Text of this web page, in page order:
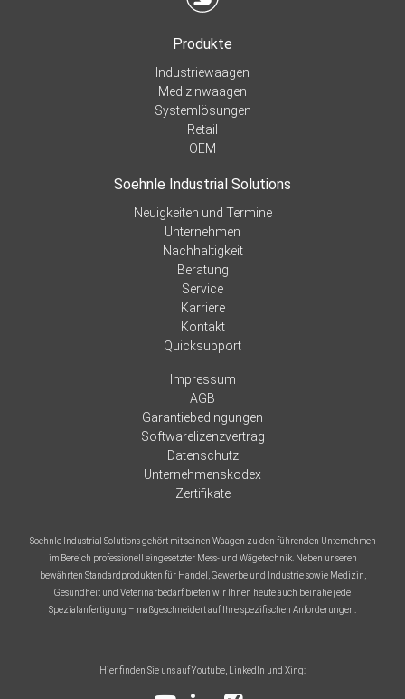
Produkte
Industriewaagen
Medizinwaagen
Systemlösungen
Retail
OEM
Soehnle Industrial Solutions
Neuigkeiten und Termine
Unternehmen
Nachhaltigkeit
Beratung
Service
Karriere
Kontakt
Quicksupport
Impressum
AGB
Garantiebedingungen
Softwarelizenzvertrag
Datenschutz
Unternehmenskodex
Zertifikate
Soehnle Industrial Solutions gehört mit seinen Waagen zu den führenden Unternehmen
im Bereich professionell eingesetzter Mess- und Wägetechnik. Neben unseren
bewährten Standardprodukten für Handel, Gewerbe und Industrie sowie Medizin,
Gesundheit und Veterinärbedarf bieten wir Ihnen heute auch beinahe jede
Spezialanfertigung – maßgeschneidert auf Ihre spezifischen Anforderungen.
Hier finden Sie uns auf Youtube, LinkedIn und Xing: